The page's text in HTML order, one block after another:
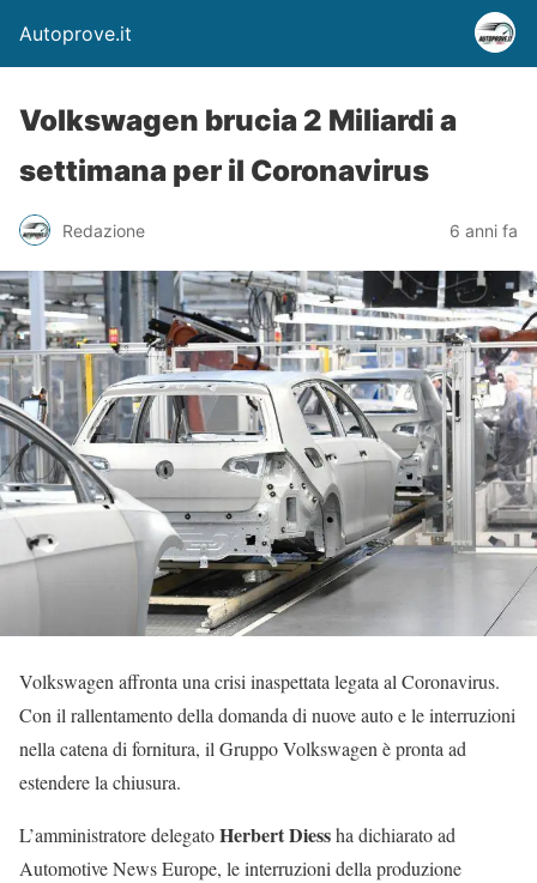
Autoprove.it
Volkswagen brucia 2 Miliardi a
settimana per il Coronavirus
Redazione 6 anni fa
Volkswagen affronta una crisi inaspettata legata al Coronavirus.
Con il rallentamento della domanda di nuove auto e le interruzioni
nella catena di fornitura, il Gruppo Volkswagen è pronta ad
estendere la chiusura.
L’amministratore delegatoHerbert Diessha dichiarato ad
Automotive News Europe, le interruzioni della produzione